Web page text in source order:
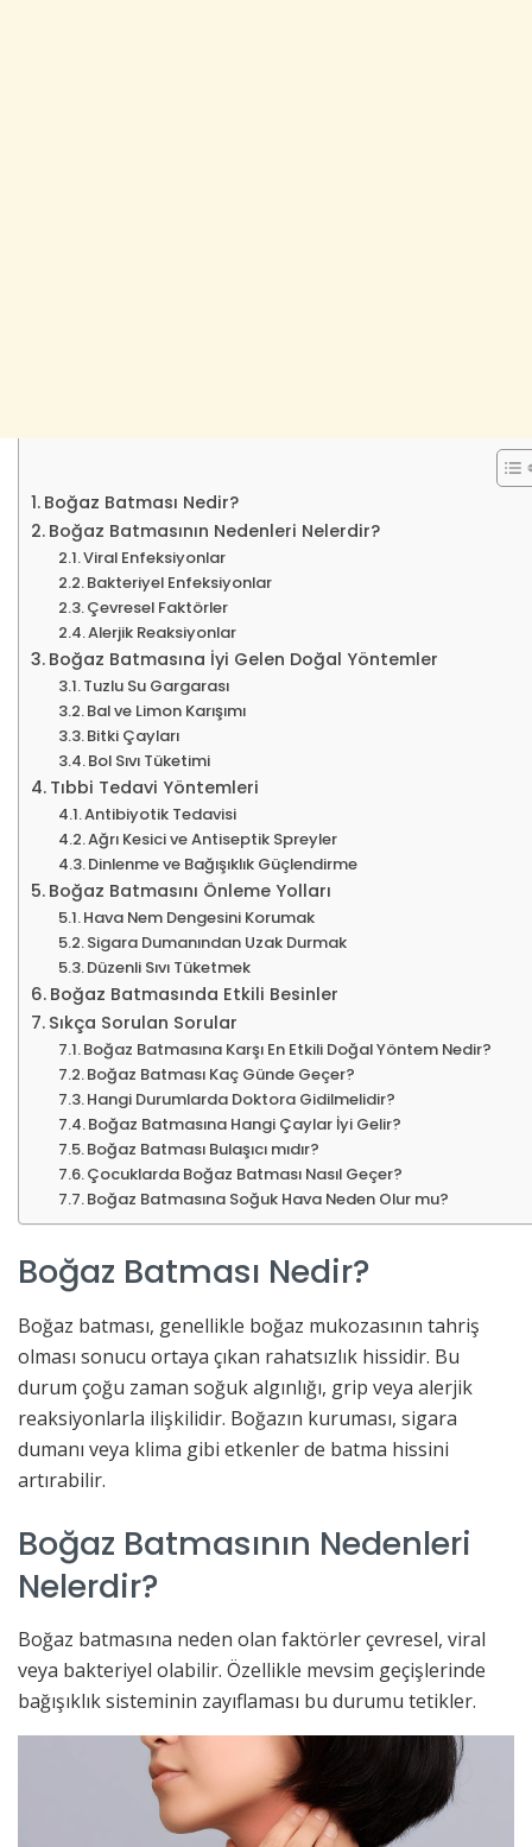
Boğaz Batması Nedir?
Boğaz Batmasının Nedenleri Nelerdir?
Viral Enfeksiyonlar
Bakteriyel Enfeksiyonlar
Çevresel Faktörler
Alerjik Reaksiyonlar
Boğaz Batmasına İyi Gelen Doğal Yöntemler
Tuzlu Su Gargarası
Bal ve Limon Karışımı
Bitki Çayları
Bol Sıvı Tüketimi
Tıbbi Tedavi Yöntemleri
Antibiyotik Tedavisi
Ağrı Kesici ve Antiseptik Spreyler
Dinlenme ve Bağışıklık Güçlendirme
Boğaz Batmasını Önleme Yolları
Hava Nem Dengesini Korumak
Sigara Dumanından Uzak Durmak
Düzenli Sıvı Tüketmek
Boğaz Batmasında Etkili Besinler
Sıkça Sorulan Sorular
Boğaz Batmasına Karşı En Etkili Doğal Yöntem Nedir?
Boğaz Batması Kaç Günde Geçer?
Hangi Durumlarda Doktora Gidilmelidir?
Boğaz Batmasına Hangi Çaylar İyi Gelir?
Boğaz Batması Bulaşıcı mıdır?
Çocuklarda Boğaz Batması Nasıl Geçer?
Boğaz Batmasına Soğuk Hava Neden Olur mu?
Boğaz Batması Nedir?
Boğaz batması, genellikle boğaz mukozasının tahriş
olması sonucu ortaya çıkan rahatsızlık hissidir. Bu
durum çoğu zaman soğuk algınlığı, grip veya alerjik
reaksiyonlarla ilişkilidir. Boğazın kuruması, sigara
dumanı veya klima gibi etkenler de batma hissini
artırabilir.
Boğaz Batmasının Nedenleri
Nelerdir?
Boğaz batmasına neden olan faktörler çevresel, viral
veya bakteriyel olabilir. Özellikle mevsim geçişlerinde
bağışıklık sisteminin zayıflaması bu durumu tetikler.